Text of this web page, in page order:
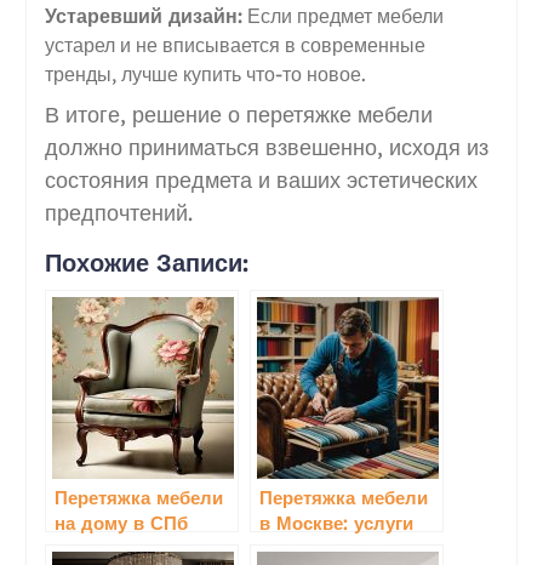
Устаревший дизайн:Если предмет мебели
устарел и не вписывается в современные
тренды, лучше купить что-то новое.
В итоге, решение о перетяжке мебели
должно приниматься взвешенно, исходя из
состояния предмета и ваших эстетических
предпочтений.
Похожие Записи:
Перетяжка мебели
на дому в СПб
Перетяжка мебели
в Москве: услуги
высокого качества